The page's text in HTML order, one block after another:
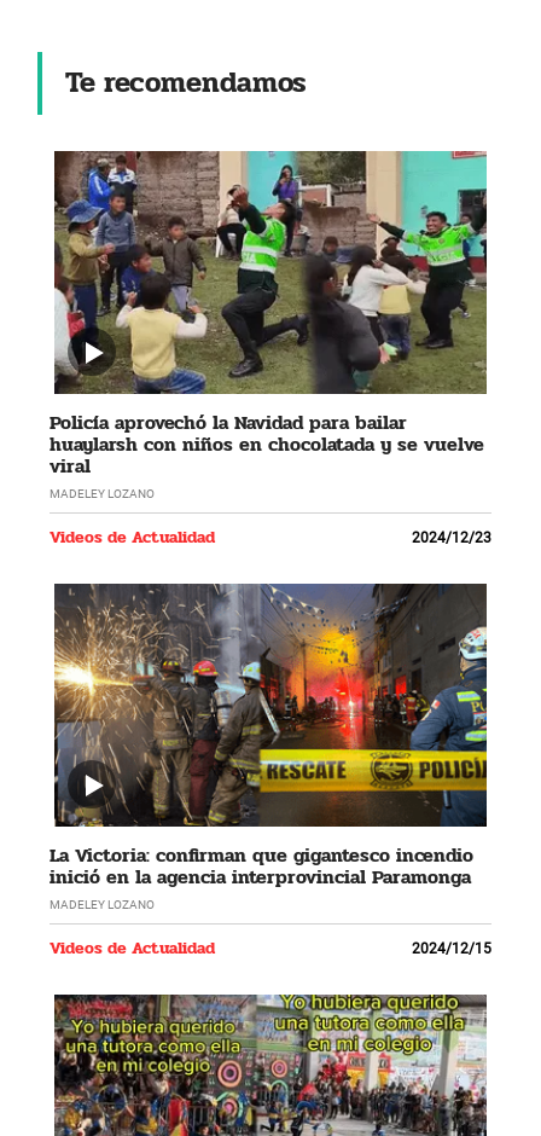
Te recomendamos
Policía aprovechó la Navidad para bailar
huaylarsh con niños en chocolatada y se vuelve
viral
MADELEY LOZANO
Videos de Actualidad 2024/12/23
La Victoria: confirman que gigantesco incendio
inició en la agencia interprovincial Paramonga
MADELEY LOZANO
Videos de Actualidad 2024/12/15